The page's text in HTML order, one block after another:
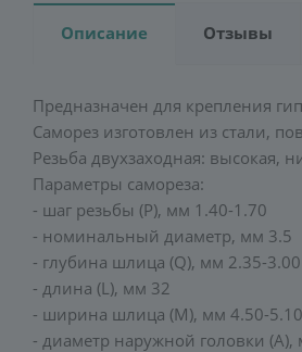
Описание Отзывы
Предназначен для крепления
Саморез изготовлен из стали,
Резьба двухзаходная: высокая,
Параметры самореза:
- шаг резьбы (Р), мм 1.40-1.70
- номинальный диаметр, мм 3.5
- глубина шлица (Q), мм 2.35-3.00
- длина (L), мм 32
- ширина шлица (М), мм 4.50-5.10
- диаметр наружной головки (А),